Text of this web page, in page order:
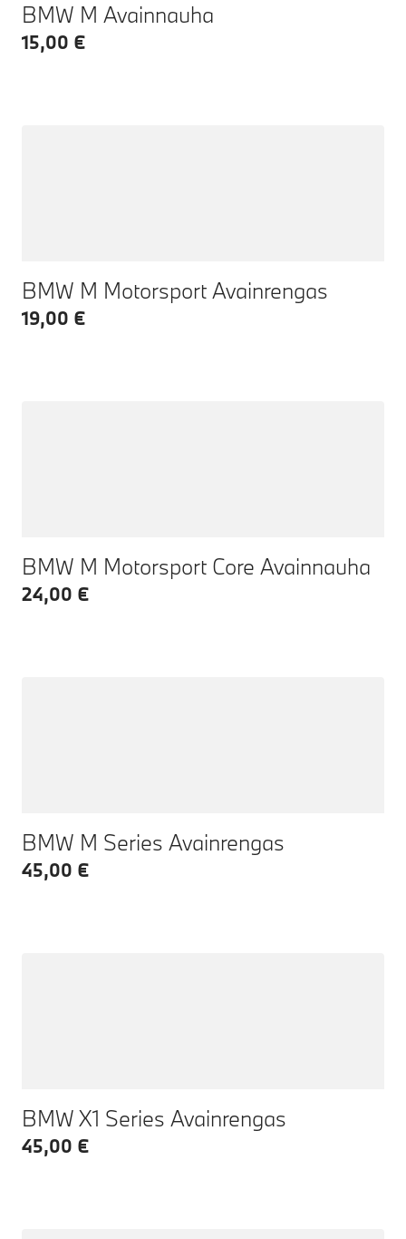
BMW M Avainnauha
15,00 €
BMW M Motorsport Avainrengas
19,00 €
BMW M Motorsport Core Avainnauha
24,00 €
BMW M Series Avainrengas
45,00 €
BMW X1 Series Avainrengas
45,00 €